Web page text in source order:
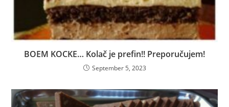
BOEM KOCKE… Kolač je prefin!! Preporučujem!
September 5, 2023